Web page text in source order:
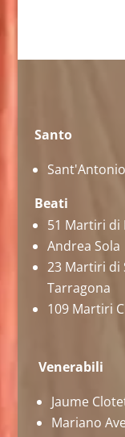
Santo
Beati
51 Martiri di
Andrea Sola
23 Martiri di
Tarragona
109 Martiri
Venerabili
Jaume
Mariano